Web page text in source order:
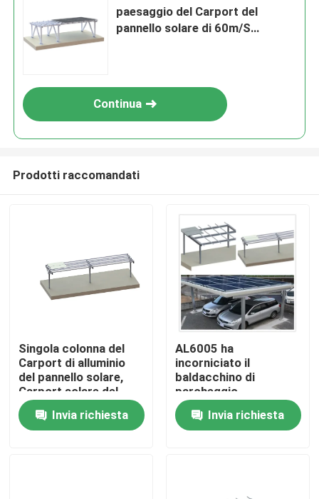
Casa
Prodotti
Video
paesaggio del Carport del
pannello solare di 60m/S
Continua
Prodotti raccomandati
Singola colonna del
Carport di alluminio
del pannello solare,
Carport solare del
baldacchino della
terra pianaInvia richiesta
AL6005 ha
incorniciato il
baldacchino di
parcheggio
residenziale di
alluminio del Carport
del pannello solare
Invia richiesta